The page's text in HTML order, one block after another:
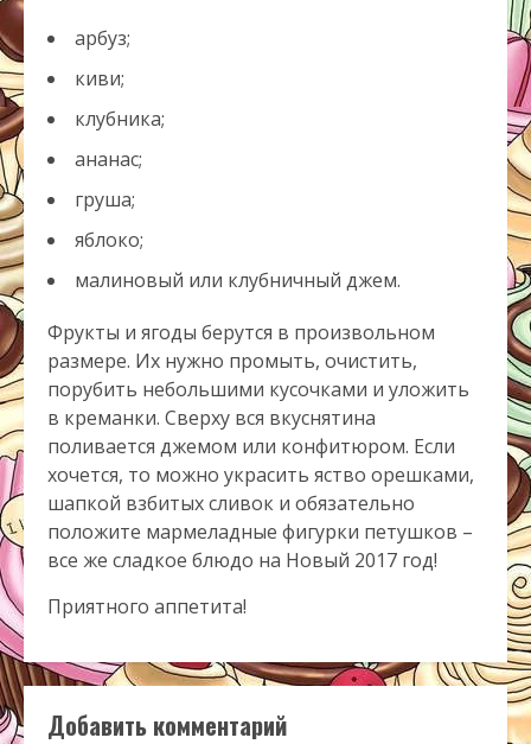
арбуз;
киви;
клубника;
ананас;
груша;
яблоко;
малиновый или клубничный джем.
Фрукты и ягоды берутся в произвольном
размере. Их нужно промыть, очистить,
порубить небольшими кусочками и уложить
в креманки. Сверху вся вкуснятина
поливается джемом или конфитюром. Если
хочется, то можно украсить яство орешками,
шапкой взбитых сливок и обязательно
положите мармеладные фигурки петушков –
все же сладкое блюдо на Новый 2017 год!
Приятного аппетита!
Добавить комментарий